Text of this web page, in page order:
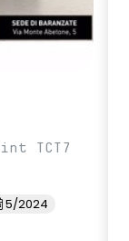
TCT7
5/2024